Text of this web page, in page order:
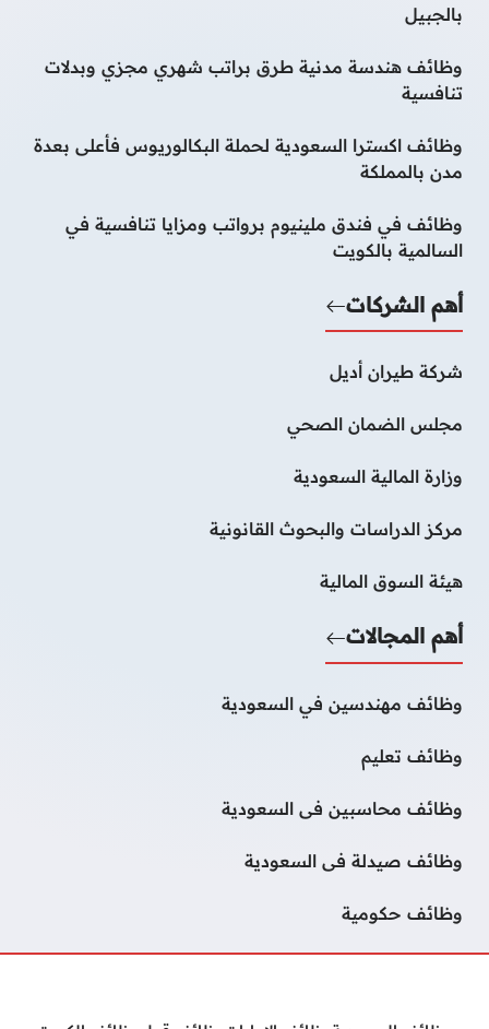
بالجبيل
وظائف هندسة مدنية طرق براتب شهري مجزي وبدلات
تنافسية
وظائف اكسترا السعودية لحملة البكالوريوس فأعلى بعدة
مدن بالمملكة
وظائف في فندق ملينيوم برواتب ومزايا تنافسية في
السالمية بالكويت
أهم الشركات
شركة طيران أديل
مجلس الضمان الصحي
وزارة المالية السعودية
مركز الدراسات والبحوث القانونية
هيئة السوق المالية
أهم المجالات
وظائف مهندسين في السعودية
وظائف تعليم
وظائف محاسبين فى السعودية
وظائف صيدلة فى السعودية
وظائف حكومية